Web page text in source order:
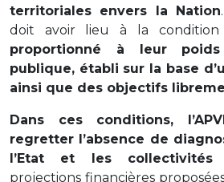
territoriales envers la Nation
doit avoir lieu à la
proportionné à leur
publique, établi sur la base
ainsi que des objectifs
Dans ces conditions,
regretter l’absence de
l’Etat et les collectivités
projections financières